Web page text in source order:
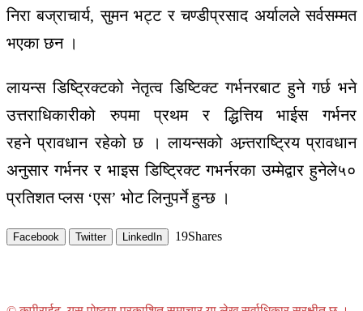
निरा बज्राचार्य,सुमन भट्ट र चण्डीप्रसाद अर्यालले सर्वसम्मत
भएका छन ।
लायन्स डिष्ट्रिक्टको नेतृत्व डिष्टिक्ट गर्भनरबाट हुने गर्छ भने
उत्तराधिकारीको
रुपमा प्रथम र द्धित्तिय भाईस
गर्भनर
रहनेप्रावधान रहेको छ । लायन्सको अन्र्तराष्ट्रिय प्रावधान
अनुसार गर्भनर र भाइस डिष्ट्रिक्ट गभर्नरका उम्मेद्वार हुनेले५०
प्रतिशत प्लस‘एस’ भोट लिनुपर्ने हुन्छ ।
Facebook Twitter LinkedIn 19Shares